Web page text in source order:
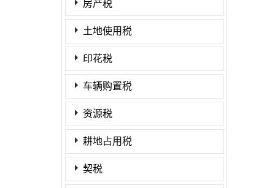
房产税
土地使用税
印花税
车辆购置税
资源税
耕地占用税
契税